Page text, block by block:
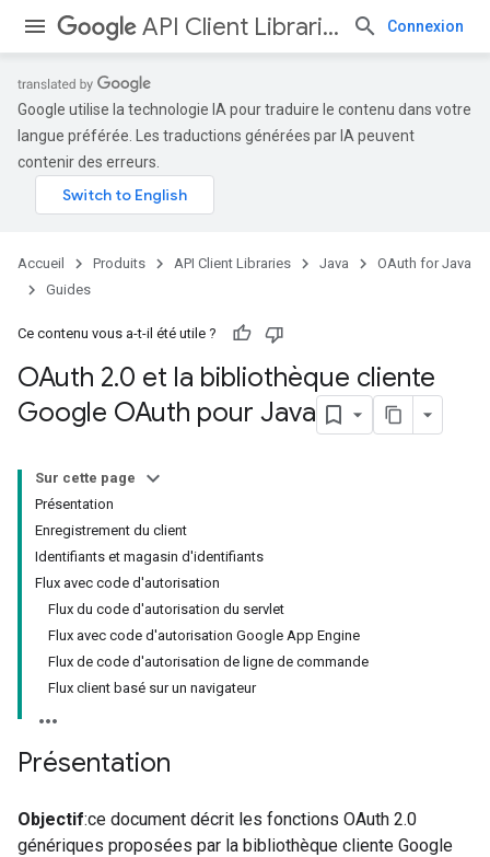
API Client Libraries Connexion
Google utilise la technologie IA pour traduire le contenu dans votre
langue préférée. Les traductions générées par IA peuvent
contenir des erreurs.
Accueil Produits API Client Libraries Java
OAuth for Java
Guides
Ce contenu vous a-t-il été utile ?
OAuth 2.0 et la bibliothèque cliente
Google OAuth pour Java
Sur cette page
Présentation
Enregistrement du client
Identifiants et magasin d'identifiants
Flux avec code d'autorisation
Flux du code d'autorisation du servlet
Flux avec code d'autorisation Google App Engine
Flux de code d'autorisation de ligne de commande
Flux client basé sur un navigateur
Présentation
Objectif:ce document décrit les fonctions OAuth 2.0
génériques proposées par la bibliothèque cliente Google